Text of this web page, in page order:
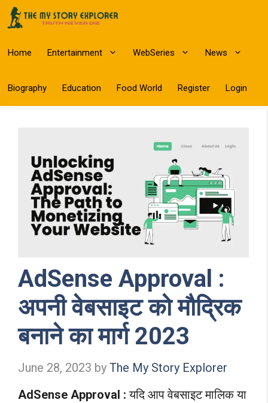
Skip
to
Home Entertainment WebSeries News
Biography Education Food World Register Login
AdSense Approval :
अपनी वेबसाइट को मौद्रिक
बनाने का मार्ग 2023
June 28, 2023 by The My Story Explorer
AdSense Approval : यदि आप वेबसाइट मालिक या